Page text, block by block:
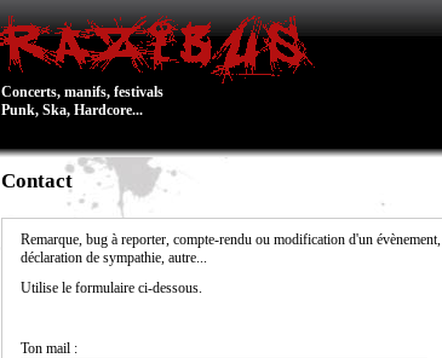
Concerts, manifs, festivals
Punk, Ska, Hardcore...
Contact
Remarque, bug à reporter, compte-rendu ou modification d'un évènement,
déclaration de sympathie, autre...
Utilise le formulaire ci-dessous.
Ton mail :